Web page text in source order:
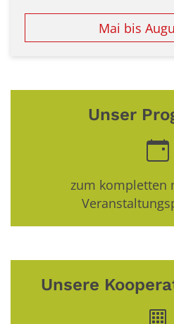
Mai bis
Unser
zum kompletten
Unsere